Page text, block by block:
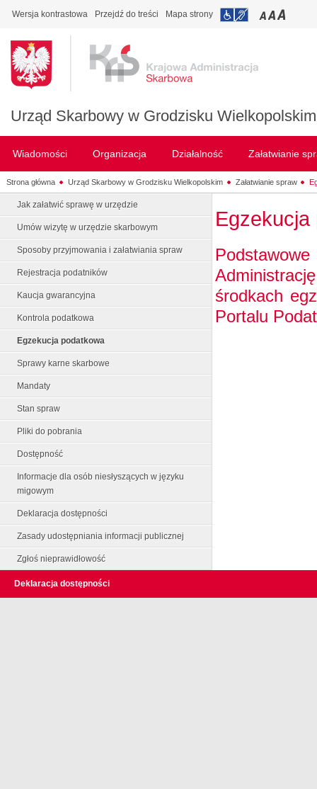
Wersja kontrastowa Przejdź do treści Mapa strony
Urząd Skarbowy w Grodzisku Wielkopolskim
Wiadomości Organizacja Działalność Załatwianie
Strona główna Urząd Skarbowy w Grodzisku Wielkopolskim Załatwianie spraw
Jak załatwić sprawę w urzędzie
Umów wizytę w urzędzie skarbowym
Sposoby przyjmowania i załatwiania spraw
Rejestracja podatników
Kaucja gwarancyjna
Kontrola podatkowa
Egzekucja podatkowa
Sprawy karne skarbowe
Mandaty
Stan spraw
Pliki do pobrania
Dostępność
Informacje dla osób niesłyszących w języku
migowym
Deklaracja dostępności
Zasady udostępniania informacji publicznej
Zgłoś nieprawidłowość
Egzekucja
środkach
Portalu
Deklaracja dostępności